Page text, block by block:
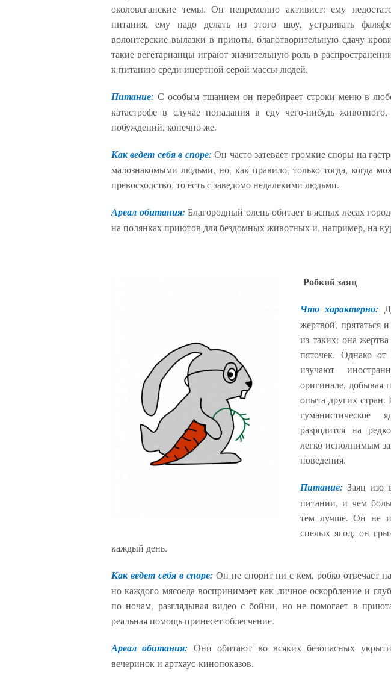
околовеганские темы. Он непременно активист: ему
питания, ему надо делать из этого шоу, устраивать
волонтерские вылазки в приюты, благотворительную сдачу
такие вегетарианцы играют значительную роль в
к питанию среди инертной серой массы людей.
Питание: С особым тщанием он перебирает строки меню в
катастрофе в случае попадания в еду чего-нибудь
побуждений, конечно же.
Как ведет себя в споре:Он часто затевает громкие споры на
малознакомыми людьми, но, как правило, только тогда, когда
превосходство, то есть с заведомо недалекими людьми.
Ареал обитания:Благородный олень обитает в ясных лесах
на полянках приютов для бездомных животных и, например, на
Робкий заяц
Что характерно:
жертвой, прятаться
из таких: она
пяточек. Однако от
изучают
оригинале, добывая
опыта других стран.
гуманистическое
разродится на
легко исполнимым
поведения.
Питание: Заяц изо
питании, и чем
тем лучше. Он не
спелых ягод, он
каждый день.
Как ведет себя в споре: Он не спорит ни с кем, робко отвечает
но каждого мясоеда воспринимает как личное оскорбление и
по ночам, разглядывая видео с бойни, но не помогает в
реальная помощь принесет облегчение.
Ареал обитания: Они обитают во всяких безопасных
вечеринок и артхаус-кинопоказов.